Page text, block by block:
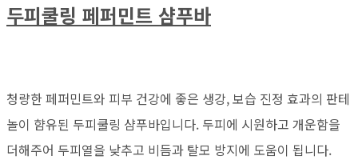
두피쿨링 페퍼민트 샴푸바
청량한 페퍼민트와 피부 건강에 좋은 생강, 보습 진정 효과의 판테
놀이 햠유된 두피쿨링 샴푸바입니다. 두피에 시원하고 개운함을
더해주어 두피열을 낮추고 비듬과 탈모 방지에 도움이 됩니다.